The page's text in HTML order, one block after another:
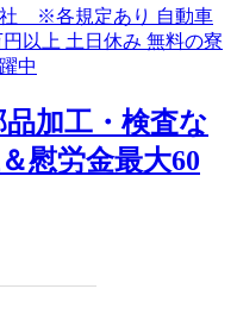
加工・検査な
慰労金最大60